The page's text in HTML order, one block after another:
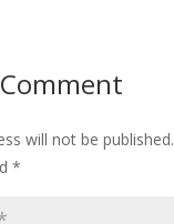
will not be published.
*